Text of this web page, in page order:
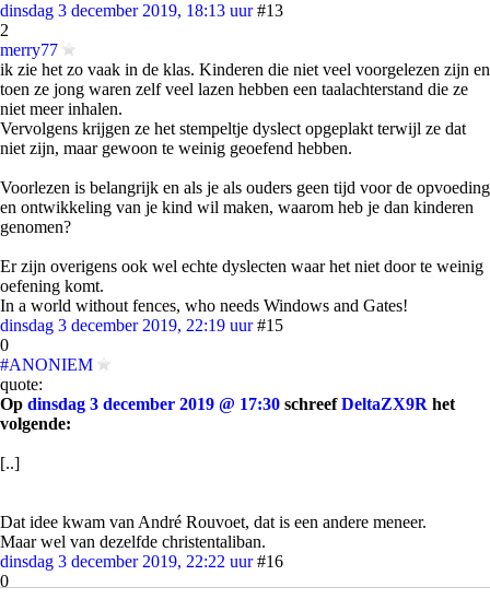
dinsdag 3 december 2019, 18:13 uur #13
2
merry77
ik zie het zo vaak in de klas. Kinderen die niet veel voorgelezen zijn en
toen ze jong waren zelf veel lazen hebben een taalachterstand die ze
niet meer inhalen.
Vervolgens krijgen ze het stempeltje dyslect opgeplakt terwijl ze dat
niet zijn, maar gewoon te weinig geoefend hebben.
Voorlezen is belangrijk en als je als ouders geen tijd voor de opvoeding
en ontwikkeling van je kind wil maken, waarom heb je dan kinderen
genomen?
Er zijn overigens ook wel echte dyslecten waar het niet door te weinig
oefening komt.
In a world without fences, who needs Windows and Gates!
dinsdag 3 december 2019, 22:19 uur #15
0
#ANONIEM
quote:
Op dinsdag 3 december 2019 @ 17:30 schreefDeltaZX9R het
volgende:
[..]
Dat idee kwam van André Rouvoet, dat is een andere meneer.
Maar wel van dezelfde christentaliban.
dinsdag 3 december 2019, 22:22 uur #16
0